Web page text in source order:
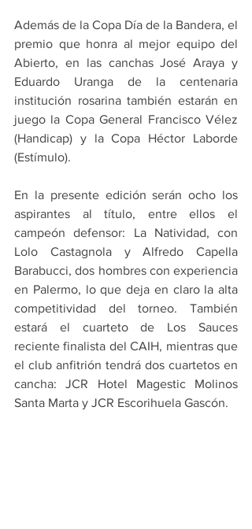
Además de la Copa Día de la Bandera, el
premio que honra al mejor equipo del
Abierto, en las canchas José Araya y
Eduardo Uranga de la centenaria
institución rosarina también estarán en
juego la Copa General Francisco Vélez
(Handicap) y la Copa Héctor Laborde
(Estímulo).
En la presente edición serán ocho los
aspirantes al título, entre ellos el
campeón defensor: La Natividad, con
Lolo Castagnola y Alfredo Capella
Barabucci, dos hombres con experiencia
en Palermo, lo que deja en claro la alta
competitividad del torneo. También
estará el cuarteto de Los Sauces
reciente finalista del CAIH, mientras que
el club anfitrión tendrá dos cuartetos en
cancha: JCR Hotel Magestic Molinos
Santa Marta y JCR Escorihuela Gascón.